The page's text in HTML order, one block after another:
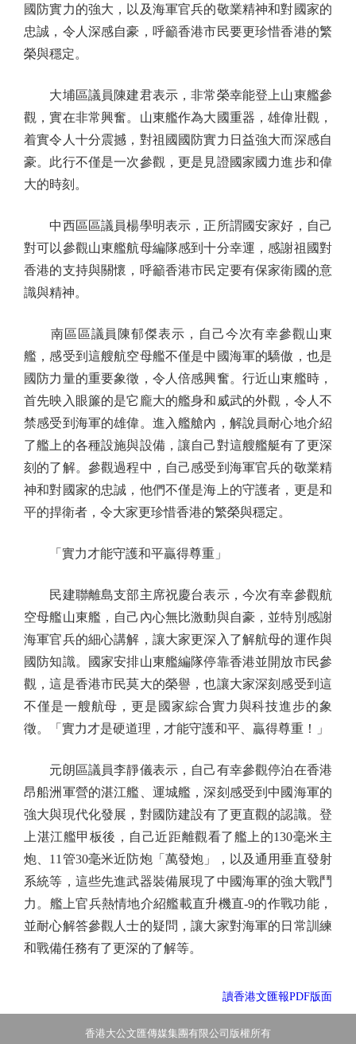
國防實力的強大，以及海軍官兵的敬業精神和對國家的
忠誠，令人深感自豪，呼籲香港市民要更珍惜香港的繁
榮與穩定。
大埔區議員陳建君表示，非常榮幸能登上山東艦參
觀，實在非常興奮。山東艦作為大國重器，雄偉壯觀，
着實令人十分震撼，對祖國國防實力日益強大而深感自
豪。此行不僅是一次參觀，更是見證國家國力進步和偉
大的時刻。
中西區區議員楊學明表示，正所謂國安家好，自己
對可以參觀山東艦航母編隊感到十分幸運，感謝祖國對
香港的支持與關懷，呼籲香港市民定要有保家衛國的意
識與精神。
南區區議員陳郁傑表示，自己今次有幸參觀山東
艦，感受到這艘航空母艦不僅是中國海軍的驕傲，也是
國防力量的重要象徵，令人倍感興奮。行近山東艦時，
首先映入眼簾的是它龐大的艦身和威武的外觀，令人不
禁感受到海軍的雄偉。進入艦艙內，解說員耐心地介紹
了艦上的各種設施與設備，讓自己對這艘艦艇有了更深
刻的了解。參觀過程中，自己感受到海軍官兵的敬業精
神和對國家的忠誠，他們不僅是海上的守護者，更是和
平的捍衛者，令大家更珍惜香港的繁榮與穩定。
「實力才能守護和平贏得尊重」
民建聯離島支部主席祝慶台表示，今次有幸參觀航
空母艦山東艦，自己內心無比激動與自豪，並特別感謝
海軍官兵的細心講解，讓大家更深入了解航母的運作與
國防知識。國家安排山東艦編隊停靠香港並開放市民參
觀，這是香港市民莫大的榮譽，也讓大家深刻感受到這
不僅是一艘航母，更是國家綜合實力與科技進步的象
徵。「實力才是硬道理，才能守護和平、贏得尊重！」
元朗區議員李靜儀表示，自己有幸參觀停泊在香港
昂船洲軍營的湛江艦、運城艦，深刻感受到中國海軍的
強大與現代化發展，對國防建設有了更直觀的認識。登
上湛江艦甲板後，自己近距離觀看了艦上的130毫米主
炮、11管30毫米近防炮「萬發炮」，以及通用垂直發射
系統等，這些先進武器裝備展現了中國海軍的強大戰鬥
力。艦上官兵熱情地介紹艦載直升機直-9的作戰功能，
並耐心解答參觀人士的疑問，讓大家對海軍的日常訓練
和戰備任務有了更深的了解等。
讀香港文匯報PDF版面
香港大公文匯傳媒集團有限公司版權所有